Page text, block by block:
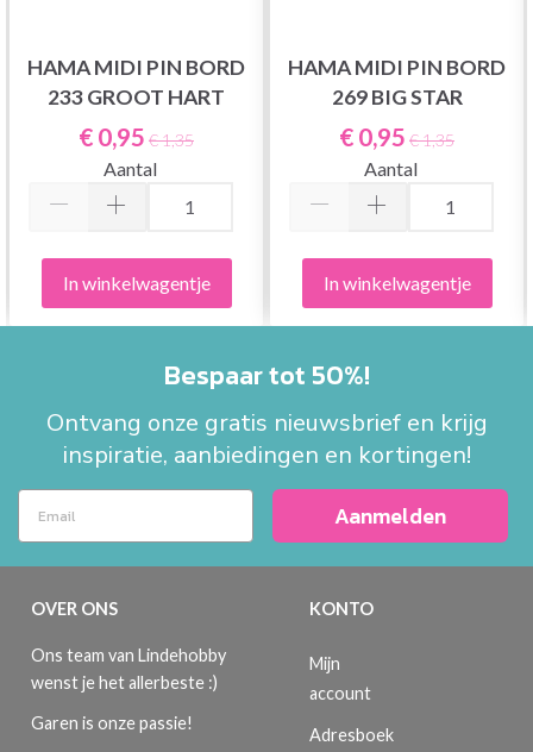
HAMA MIDI PIN BORD
233 GROOT HART
€ 0,95 € 1,35
Aantal
In winkelwagentje
HAMA MIDI PIN BORD
269 BIG STAR
€ 0,95 € 1,35
Aantal
In winkelwagentje
Bespaar tot 50%!
Ontvang onze gratis nieuwsbrief en krijg
inspiratie, aanbiedingen en kortingen!
Aanmelden
OVER ONS
Ons team van Lindehobby
wenst je het allerbeste :)
Garen is onze passie!
KONTO
Mijn
account
Adresboek